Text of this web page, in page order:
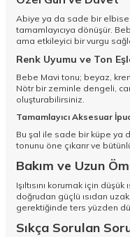
Abiye ya da sade bir elbise
tamamlayıcıya dönüşür.
ama etkileyici bir vurgu
Renk Uyumu ve Ton
Bebe Mavi tonu; beyaz,
Nötr bir zeminle dengeli,
oluşturabilirsiniz.
Tamamlayıcı Aksesuar
Bu şal ile sade bir küpe ya
tonunu öne çıkarır ve
Bakım ve Uzun
Işıltısını korumak için
doğrudan güçlü ısıdan
gerektiğinde ters yüzden
Sıkça Sorulan